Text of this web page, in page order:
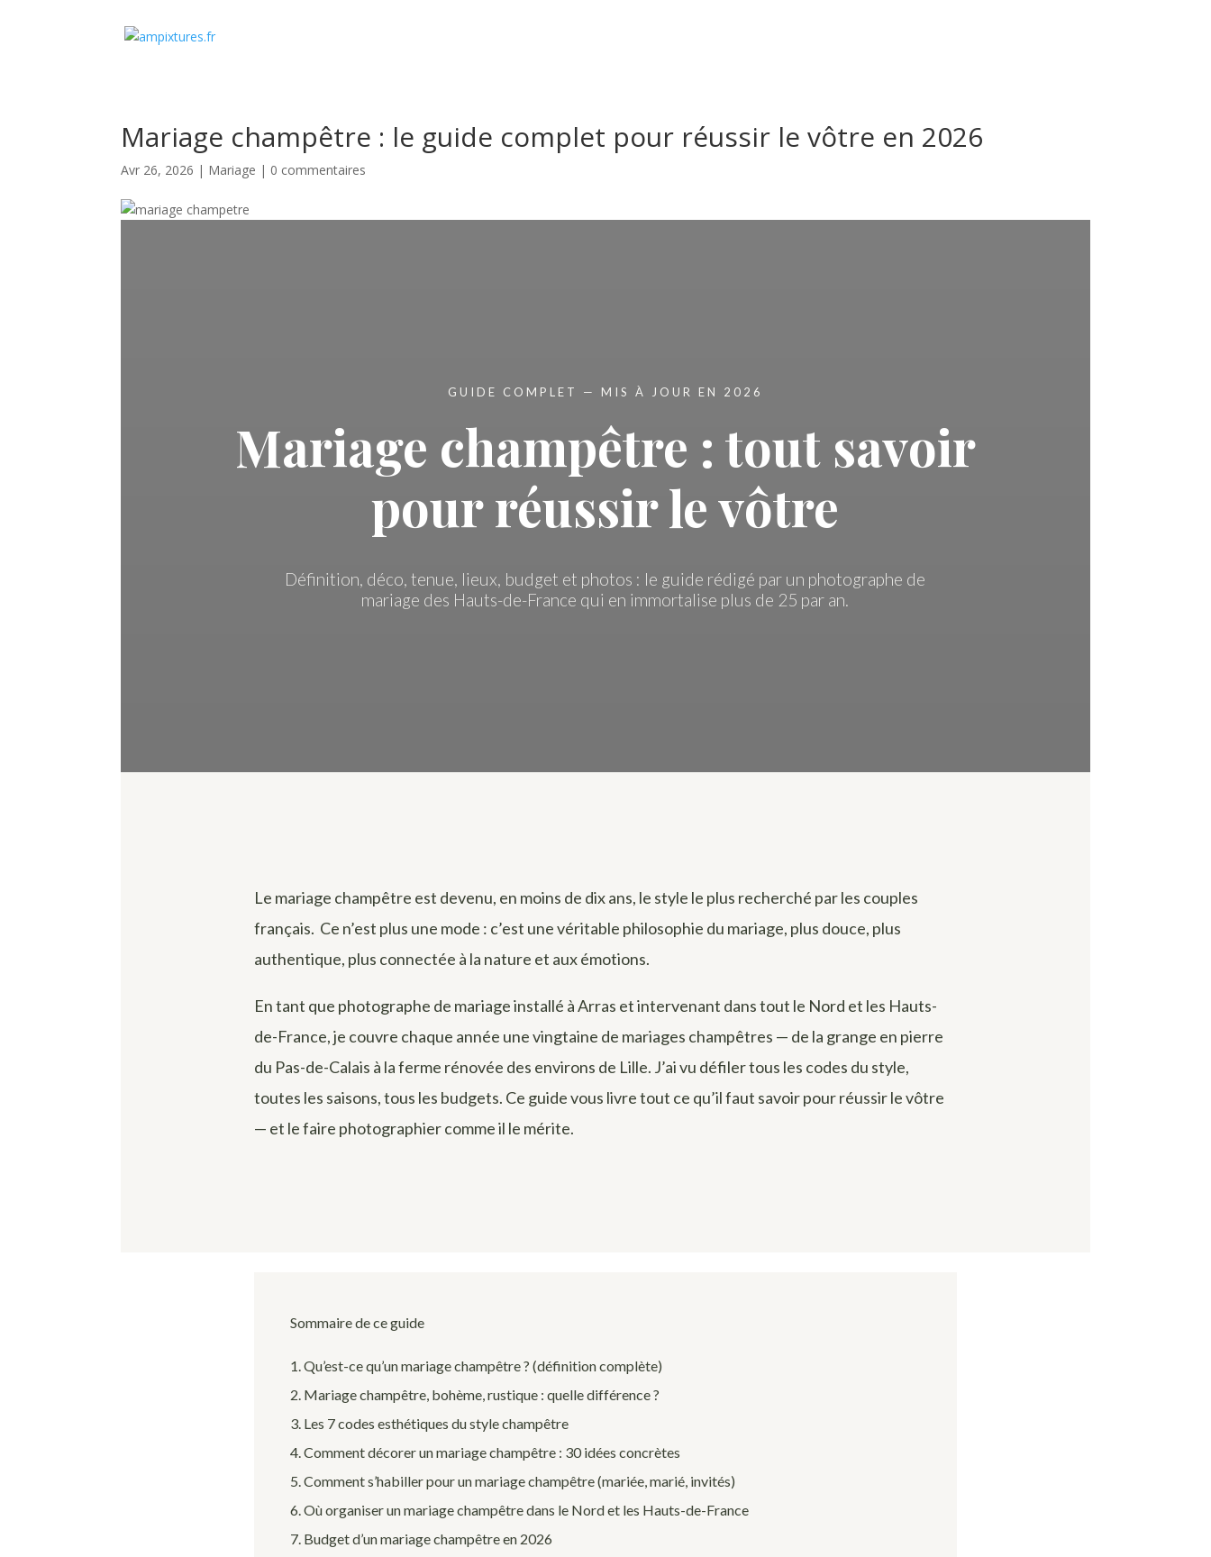
Mariage champêtre : le guide complet pour réussir le vôtre en 2026
Avr 26, 2026 | Mariage | 0 commentaires
GUIDE COMPLET — MIS À JOUR EN 2026
Mariage champêtre : tout savoir
pour réussir le vôtre
Définition, déco, tenue, lieux, budget et photos : le guide rédigé par un photographe de
mariage des Hauts-de-France qui en immortalise plus de 25 par an.
Le mariage champêtre est devenu, en moins de dix ans, le style le plus recherché par les couples
français. Ce n’est plus une mode : c’est une véritable philosophie du mariage, plus douce, plus
authentique, plus connectée à la nature et aux émotions.
En tant que photographe de mariage installé à Arras et intervenant dans tout le Nord et les Hauts-
de-France, je couvre chaque année une vingtaine de mariages champêtres — de la grange en pierre
du Pas-de-Calais à la ferme rénovée des environs de Lille. J’ai vu défiler tous les codes du style,
toutes les saisons, tous les budgets. Ce guide vous livre tout ce qu’il faut savoir pour réussir le vôtre
— et le faire photographier comme il le mérite.
Sommaire de ce guide
1. Qu’est-ce qu’un mariage champêtre ? (définition complète)
2. Mariage champêtre, bohème, rustique : quelle différence ?
3. Les 7 codes esthétiques du style champêtre
4. Comment décorer un mariage champêtre : 30 idées concrètes
5. Comment s’habiller pour un mariage champêtre (mariée, marié, invités)
6. Où organiser un mariage champêtre dans le Nord et les Hauts-de-France
7. Budget d’un mariage champêtre en 2026